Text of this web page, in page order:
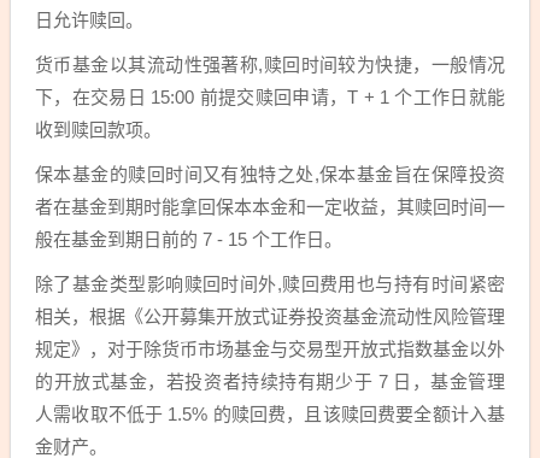
日允许赎回。
货币基金以其流动性强著称,赎回时间较为快捷，一般情况
下，在交易日 15:00 前提交赎回申请，T + 1 个工作日就能
收到赎回款项。
保本基金的赎回时间又有独特之处,保本基金旨在保障投资
者在基金到期时能拿回保本本金和一定收益，其赎回时间一
般在基金到期日前的 7 - 15 个工作日。
除了基金类型影响赎回时间外,赎回费用也与持有时间紧密
相关，根据《公开募集开放式证券投资基金流动性风险管理
规定》，对于除货币市场基金与交易型开放式指数基金以外
的开放式基金，若投资者持续持有期少于 7 日，基金管理
人需收取不低于 1.5% 的赎回费，且该赎回费要全额计入基
金财产。